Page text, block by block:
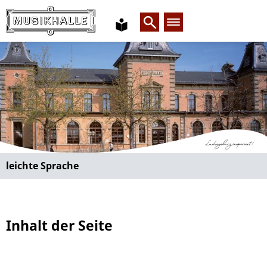
leichte
Sprache
leichte Sprache
Inhalt der Seite